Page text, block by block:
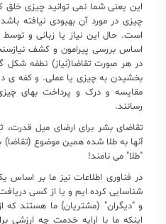
این یعنی شما نمی توانید چیزی خلق
چیزی در مورد آن بهبودی نیافته
است. حال این نیاز یا زبانی و
اساس بررسی پیرامون و کشف
در هر صورت تقاضا(نیاز) نطفه
بخشیدن به چیزی یا عملی. و کفه ی
مقایسه و درک و پرداخت بهای
رسانند.
تقاضای بشر برای ارضای میل
آنها به طلا شده همین موضوع
"طلا" می نامند!
در فناوری اطلاعات نیز ما بر اساس
شناسایی کرده ایم و یا از کسی
و "دیگران" (مشتریان) ما هستند که
اینکه ما با ارایه خدمت چه ارزشی